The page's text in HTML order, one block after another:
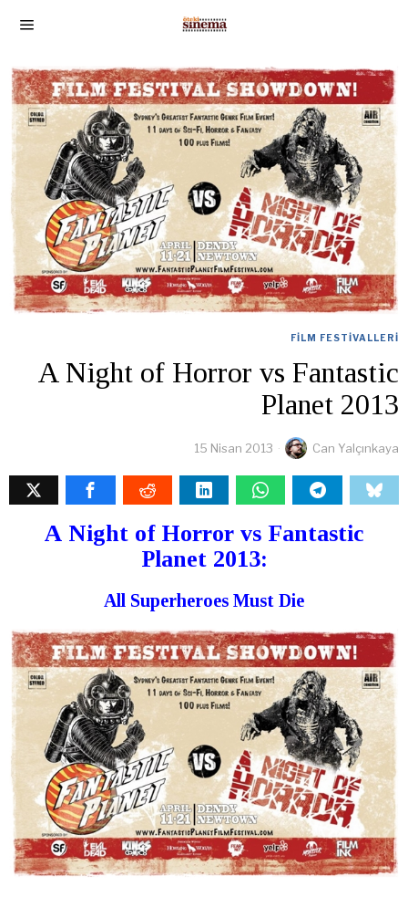
FILM FESTIVALLERI
A Night of Horror vs Fantastic
Planet 2013
15 Nisan 2013 Can Yalçınkaya
A Night of Horror vs Fantastic
Planet 2013:
All Superheroes Must Die